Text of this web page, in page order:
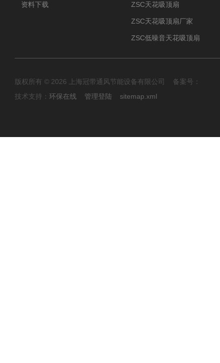
资料下载 ZSC天花吸顶扇
ZSC天花吸顶扇厂家
ZSC低噪音天花吸顶扇
版权所有 © 2026 上海冠带通风节能设备有限公司 备案号：
技术支持： 环保在线 管理登陆 sitemap.xml